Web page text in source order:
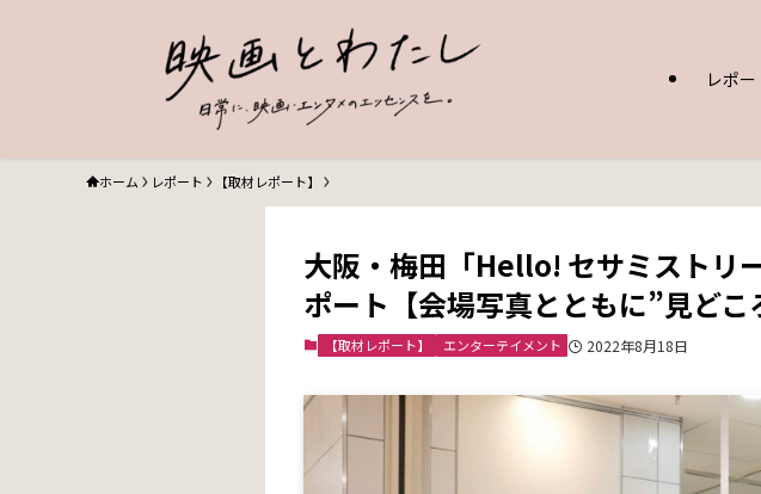
レポー
ホーム レポート 【取材レポート】
大阪・梅田「Hello! セサミストリ
ポート【会場写真とともに”見どこ
【取材レポート】 エンターテイメント 2022年8月18日